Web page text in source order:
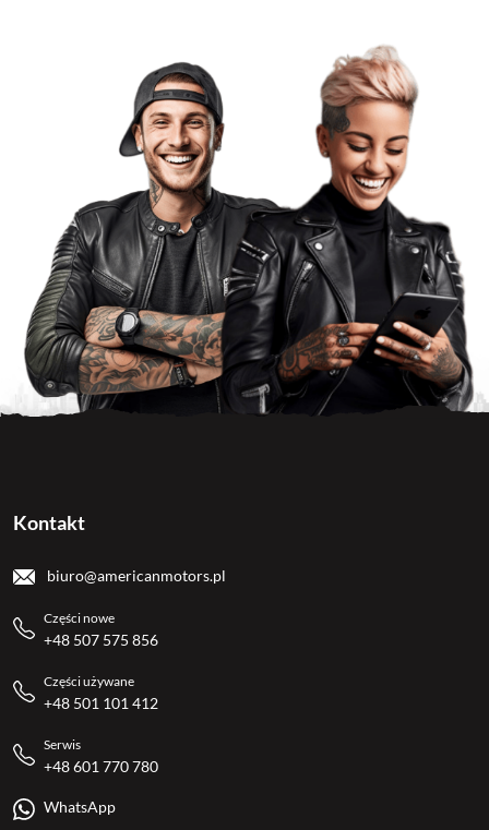
Kontakt
biuro@americanmotors.pl
Części nowe
+48 507 575 856
Części używane
+48 501 101 412
Serwis
+48 601 770 780
WhatsApp